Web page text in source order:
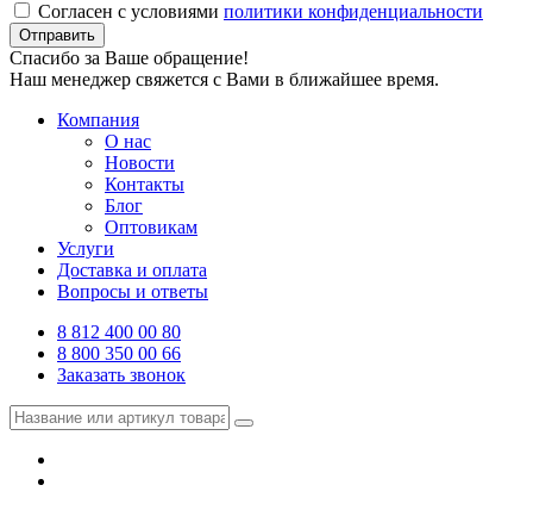
Согласен с условиями политики конфиденциальности
Отправить
Спасибо за Ваше обращение!
Наш менеджер свяжется с Вами в ближайшее время.
Компания
О нас
Новости
Контакты
Блог
Оптовикам
Услуги
Доставка и оплата
Вопросы и ответы
8 812 400 00 80
8 800 350 00 66
Заказать звонок